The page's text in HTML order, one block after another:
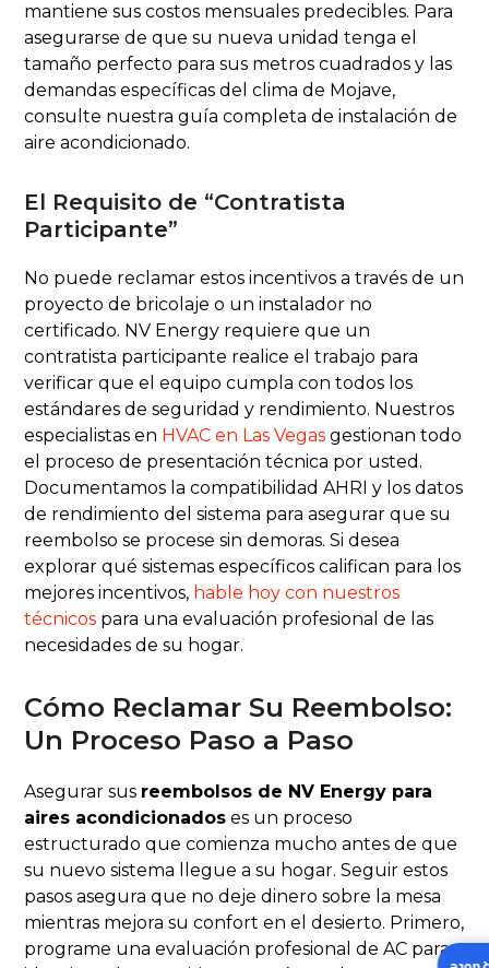
mantiene sus costos mensuales predecibles. Para
asegurarse de que su nueva unidad tenga el
tamaño perfecto para sus metros cuadrados y las
demandas específicas del clima de Mojave,
consulte nuestra guía completa de instalación de
aire acondicionado.
El Requisito de “Contratista
Participante”
No puede reclamar estos incentivos a través de un
proyecto de bricolaje o un instalador no
certificado. NV Energy requiere que un
contratista participante realice el trabajo para
verificar que el equipo cumpla con todos los
estándares de seguridad y rendimiento. Nuestros
especialistas en HVAC en Las Vegas gestionan todo
el proceso de presentación técnica por usted.
Documentamos la compatibilidad AHRI y los datos
de rendimiento del sistema para asegurar que su
reembolso se procese sin demoras. Si desea
explorar qué sistemas específicos califican para los
mejores incentivos, hable hoy con nuestros
técnicos para una evaluación profesional de las
necesidades de su hogar.
Cómo Reclamar Su Reembolso:
Un Proceso Paso a Paso
Asegurar sus reembolsos de NV Energy para
aires acondicionados es un proceso
estructurado que comienza mucho antes de que
su nuevo sistema llegue a su hogar. Seguir estos
pasos asegura que no deje dinero sobre la mesa
mientras mejora su confort en el desierto. Primero,
programe una evaluación profesional de AC para